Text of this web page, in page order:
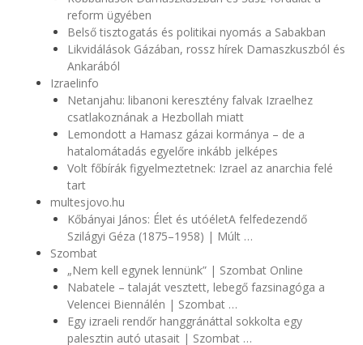
reform ügyében
Belső tisztogatás és politikai nyomás a Sabakban
Likvidálások Gázában, rossz hírek Damaszkuszból és
Ankarából
Izraelinfo
Netanjahu: libanoni keresztény falvak Izraelhez
csatlakoznának a Hezbollah miatt
Lemondott a Hamasz gázai kormánya – de a
hatalomátadás egyelőre inkább jelképes
Volt főbírák figyelmeztetnek: Izrael az anarchia felé
tart
multesjovo.hu
Kőbányai János: Élet és utóéletA felfedezendő
Szilágyi Géza (1875–1958) | Múlt …
Szombat
„Nem kell egynek lennünk” | Szombat Online
Nabatele – talaját vesztett, lebegő fazsinagóga a
Velencei Biennálén | Szombat …
Egy izraeli rendőr hanggránáttal sokkolta egy
palesztin autó utasait | Szombat …